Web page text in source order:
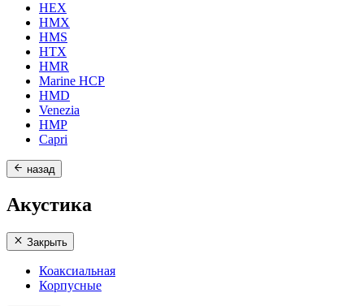
HEX
HMX
HMS
HTX
HMR
Marine HCP
HMD
Venezia
HMP
Capri
назад
Акустика
Закрыть
Коаксиальная
Корпусные